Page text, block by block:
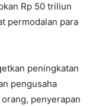
Rp 50 triliun
permodalan para
peningkatan
pengusaha
penyerapan